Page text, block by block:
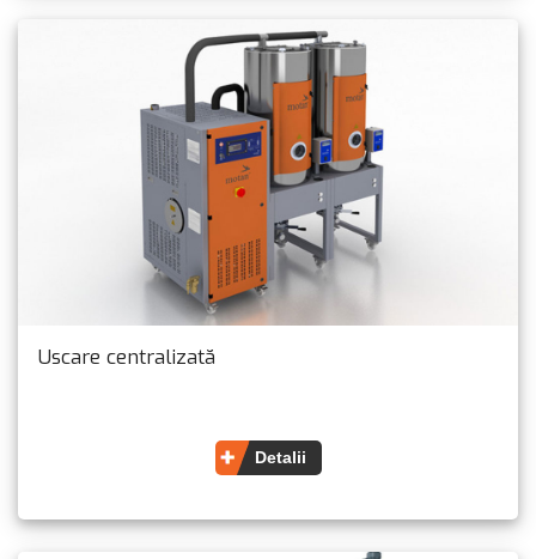
Uscare centralizată
Detalii